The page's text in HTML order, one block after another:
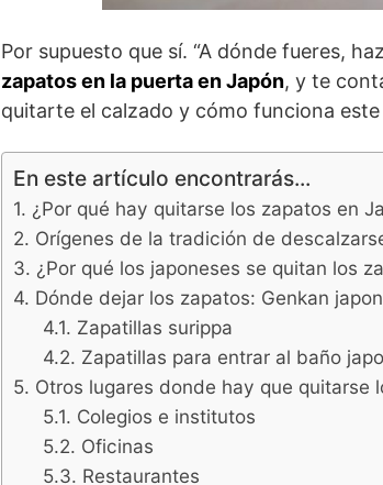
Por supuesto que sí. “A dónde fueres,
zapatos en la puerta en Japón, y te
quitarte el calzado y cómo funciona
En este artículo encontrarás...
¿Por qué hay quitarse los zapatos en
Orígenes de la tradición de
¿Por qué los japoneses se quitan los
Dónde dejar los zapatos: Genkan
Zapatillas surippa
Zapatillas para entrar al baño
Otros lugares donde hay que quitarse
Colegios e institutos
Oficinas
Restaurantes